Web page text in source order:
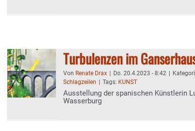
Turbulenzen im
Von Renate Drax Do. 20.4.2023 - 8:42
Schlagzeilen
Tags: KUNST
Ausstellung der spanischen Künstlerin
Wasserburg